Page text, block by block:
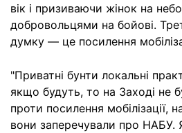
вік і призиваючи жінок на
добровольцями на бойові.
думку — це посилення
"Приватні бунти локальні
якщо будуть, то на Заході не
проти посилення мобілізації,
вони заперечували про НАБУ.